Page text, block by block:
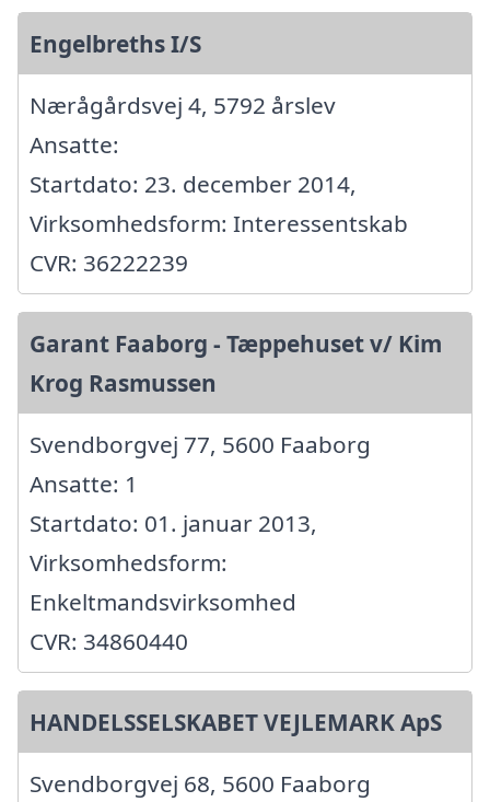
Engelbreths I/S
Nærågårdsvej 4, 5792 årslev
Ansatte:
Startdato: 23. december 2014,
Virksomhedsform: Interessentskab
CVR: 36222239
Garant Faaborg - Tæppehuset v/ Kim
Krog Rasmussen
Svendborgvej 77, 5600 Faaborg
Ansatte: 1
Startdato: 01. januar 2013,
Virksomhedsform:
Enkeltmandsvirksomhed
CVR: 34860440
HANDELSSELSKABET VEJLEMARK ApS
Svendborgvej 68, 5600 Faaborg